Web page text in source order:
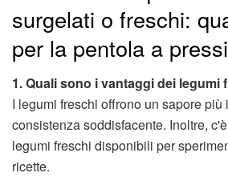
surgelati o freschi:
per la pentola a
1. Quali sono i vantaggi dei legumi
I legumi freschi offrono un sapore più
consistenza soddisfacente. Inoltre,
legumi freschi disponibili per
ricette.